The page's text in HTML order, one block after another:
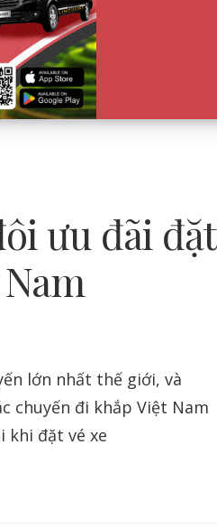
ưu đãi đặt
lớn nhất thế giới, và
chuyến đi khắp Việt Nam
khi đặt vé xe